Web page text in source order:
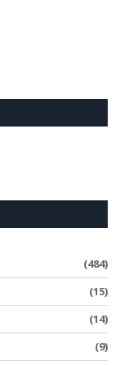
(484)
(15)
(14)
(9)